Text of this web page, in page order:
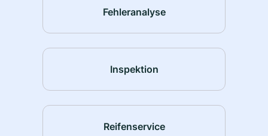
Fehleranalyse
Inspektion
Reifenservice